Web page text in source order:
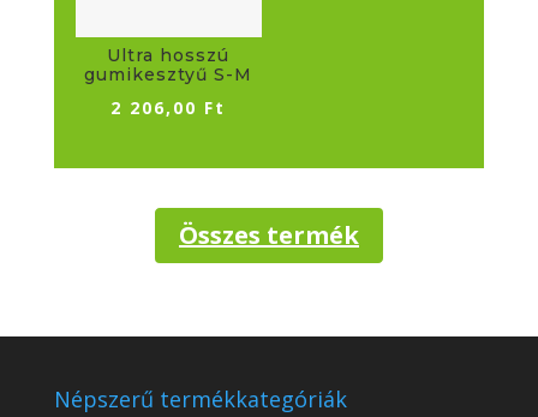
Ultra hosszú
gumikesztyű S-M
2 206,00 Ft
Összes termék
Népszerű termékkategóriák